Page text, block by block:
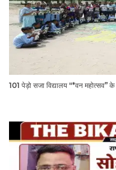
101 पेड़ो सजा विद्यालय "*वन महोत्सव”